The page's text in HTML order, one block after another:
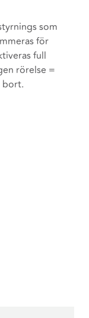
som
för
full
rörelse =
bort.